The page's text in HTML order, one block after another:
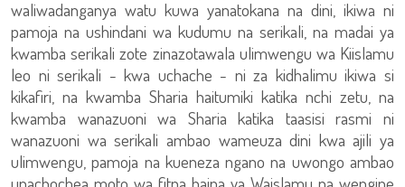
waliwadanganya watu kuwa yanatokana na dini, ikiwa ni
pamoja na ushindani wa kudumu na serikali, na madai ya
kwamba serikali zote zinazotawala ulimwengu wa Kiislamu
leo ​​ni serikali - kwa uchache - ni za kidhalimu ikiwa si
kikafiri, na kwamba Sharia haitumiki katika nchi zetu, na
kwamba wanazuoni wa Sharia katika taasisi rasmi ni
wanazuoni wa serikali ambao wameuza dini kwa ajili ya
ulimwengu, pamoja na kueneza ngano na uwongo ambao